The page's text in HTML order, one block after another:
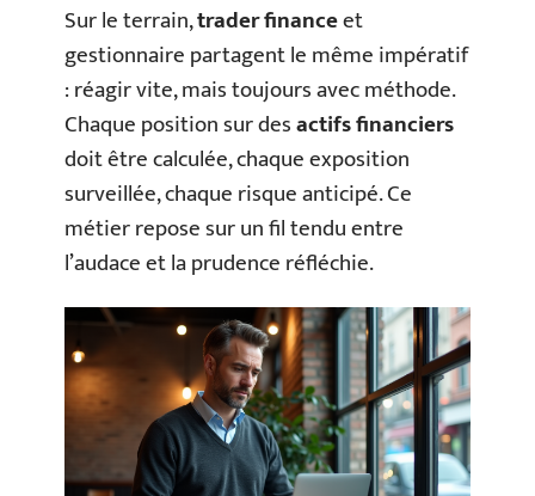
Sur le terrain,trader financeet
gestionnaire partagent le même impératif
: réagir vite, mais toujours avec méthode.
Chaque position sur desactifs financiers
doit être calculée, chaque exposition
surveillée, chaque risque anticipé. Ce
métier repose sur un fil tendu entre
l’audace et la prudence réfléchie.